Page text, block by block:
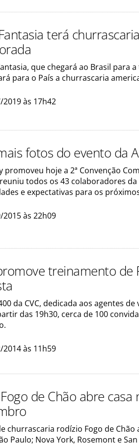
terá
que chegará ao Brasil para
para o País a churrascaria
2019 às 17h42
fotos do evento da
promoveu hoje a 2ª Convenção
todos os 43 colaboradores
e expectativas para os
2015 às 22h09
treinamento de
da CVC, dedicada aos agentes
das 19h30, cerca de 100
2014 às 11h59
de Chão abre casa
churrascaria rodízio Fogo de
Paulo; Nova York, Rosemont e